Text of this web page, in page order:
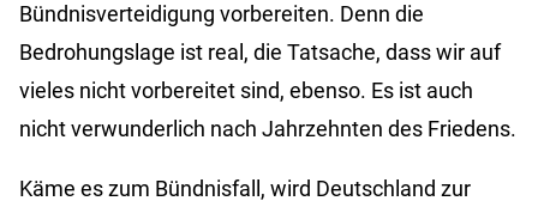
Bündnisverteidigung vorbereiten. Denn die
Bedrohungslage ist real, die Tatsache, dass wir auf
vieles nicht vorbereitet sind, ebenso. Es ist auch
nicht verwunderlich nach Jahrzehnten des Friedens.
Käme es zum Bündnisfall, wird Deutschland zur